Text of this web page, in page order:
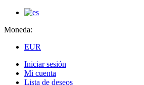
Moneda:
EUR
Iniciar sesión
Mi cuenta
Lista de deseos